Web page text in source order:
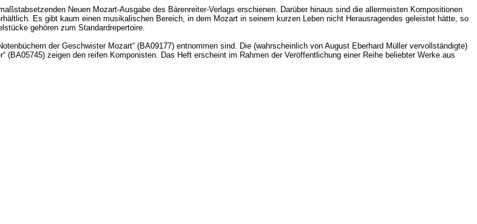
Neuen Mozart-Ausgabe des Bärenreiter-Verlags erschienen. Darüber hinaus sind die allermeisten Kompositionen
Es gibt kaum einen musikalischen Bereich, in dem Mozart in seinem kurzen Leben nicht Herausragendes geleistet hätte, so
gehören zum Standardrepertoire.
der Geschwister Mozart“ (BA09177) entnommen sind. Die (wahrscheinlich von August Eberhard Müller vervollständigte)
zeigen den reifen Komponisten. Das Heft erscheint im Rahmen der Veröffentlichung einer Reihe beliebter Werke aus